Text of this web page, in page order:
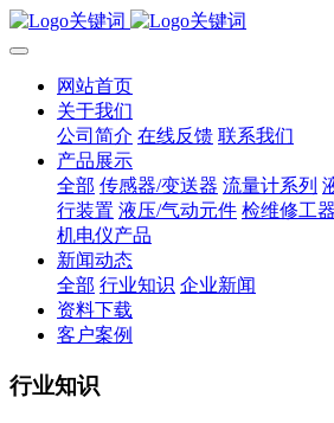
网站首页
关于我们
公司简介 在线反馈 联系我们
产品展示
全部 传感器/变送器 流量计系列
行装置 液压/气动元件 检维修工
机电仪产品
新闻动态
全部 行业知识 企业新闻
资料下载
客户案例
行业知识